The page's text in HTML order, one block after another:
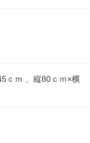
ｃｍ 、縦80ｃｍ×横